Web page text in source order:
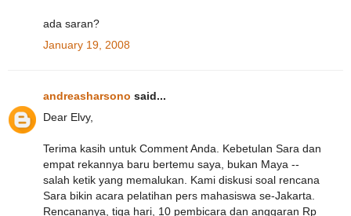
ada saran?
January 19, 2008
andreasharsono said...
Dear Elvy,
Terima kasih untuk Comment Anda. Kebetulan Sara dan
empat rekannya baru bertemu saya, bukan Maya --
salah ketik yang memalukan. Kami diskusi soal rencana
Sara bikin acara pelatihan pers mahasiswa se-Jakarta.
Rencananya, tiga hari, 10 pembicara dan anggaran Rp